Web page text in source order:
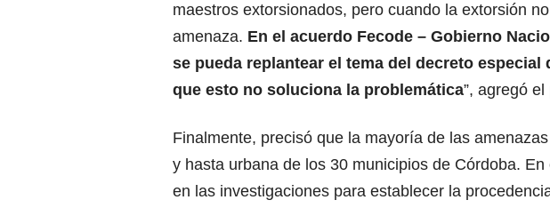
maestros extorsionados, pero cuando la extorsión
amenaza. En el acuerdo Fecode – Gobierno
se pueda replantear el tema del decreto especial
que esto no soluciona la problemática”, agregó
Finalmente, precisó que la mayoría de las
y hasta urbana de los 30 municipios de Córdoba.
en las investigaciones para establecer la